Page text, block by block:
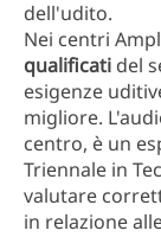
dell'udito.
Nei centri
qualificati del
esigenze
migliore.
centro, è un
Triennale in
valutare
in relazione